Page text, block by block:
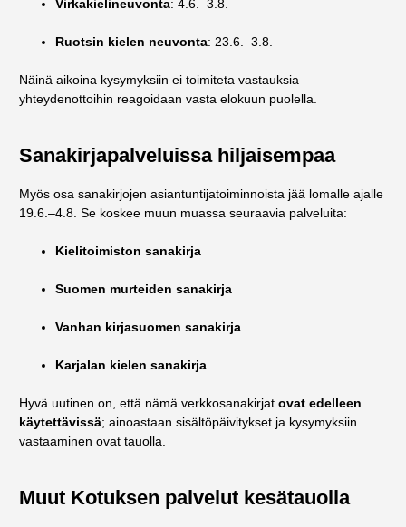
Virkakielineuvonta: 4.6.–3.8.
Ruotsin kielen neuvonta: 23.6.–3.8.
Näinä aikoina kysymyksiin ei toimiteta vastauksia –
yhteydenottoihin reagoidaan vasta elokuun puolella.
Sanakirjapalveluissa hiljaisempaa
Myös osa sanakirjojen asiantuntijatoiminnoista jää lomalle ajalle
19.6.–4.8. Se koskee muun muassa seuraavia palveluita:
Kielitoimiston sanakirja
Suomen murteiden sanakirja
Vanhan kirjasuomen sanakirja
Karjalan kielen sanakirja
Hyvä uutinen on, että nämä verkkosanakirjat ovat edelleen
käytettävissä; ainoastaan sisältöpäivitykset ja kysymyksiin
vastaaminen ovat tauolla.
Muut Kotuksen palvelut kesätauolla